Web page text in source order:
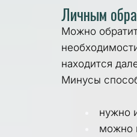
Личным
Можно
находится
Минусы
нужно
можно